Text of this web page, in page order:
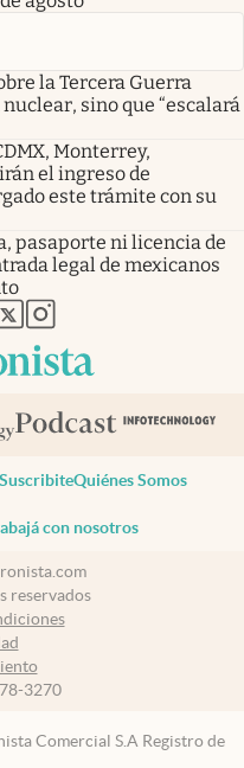
la Tercera Guerra
sino que “escalará
Monterrey,
el ingreso de
este trámite con su
pasaporte ni licencia de
legal de mexicanos
pestaña
nueva pestaña
en nueva pestaña
abre en nueva pestaña
abre en nueva pestaña
SuscribiteQuiénes Somos
con nosotros
reservados
3270
Comercial S.A Registro de